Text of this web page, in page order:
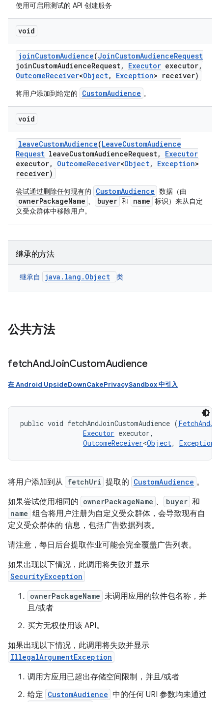
使用可启用测试的 API 创建服务
void
joinCustomAudience(JoinCustomAudienceRequest
joinCustomAudienceRequest, Executor executor,
OutcomeReceiver<Object, Exception> receiver)
将用户添加到给定的 CustomAudience 。
void
leaveCustomAudience(LeaveCustomAudience
Request leaveCustomAudienceRequest,
Executor
executor, OutcomeReceiver<Object, Exception>
receiver)
尝试通过删除任何现有的 CustomAudience 数据（由
ownerPackageName 、 buyer 和 name 标识）来从自定
义受众群体中移除用户。
继承的方法
继承自 java.lang.Object 类
公共方法
fetchAndJoinCustomAudience
在 Android UpsideDownCakePrivacySandbox 中引入
public void fetchAndJoinCustomAudience (
Executor executor,
OutcomeReceiver<Object, Exception
将用户添加到从 fetchUri 提取的 CustomAudience 。
如果尝试使用相同的 ownerPackageName 、 buyer 和
name 组合将用户注册为自定义受众群体，会导致现有自
定义受众群体的 信息，包括广告数据列表。
请注意，每日后台提取作业可能会完全覆盖广告列表。
如果出现以下情况，此调用将失败并显示
SecurityException
ownerPackageName 未调用应用的软件包名称，并
且/或者
买方无权使用该 API。
如果出现以下情况，此调用将失败并显示
IllegalArgumentException
调用方应用已超出存储空间限制，并且/或者
给定 CustomAudience 中的任何 URI 参数均未通过